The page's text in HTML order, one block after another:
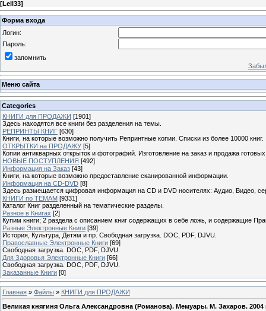
[Lell33]
Форма входа
Логин:
Пароль:
запомнить
Меню сайта
Categories
КНИГИ для ПРОДАЖИ [1901]
Здесь находятся все книги без разделения на темы.
РЕПРИНТЫ КНИГ [630]
Книги, на которые возможно получить Репринтные копии. Списки из более 10000 книг.
ОТКРЫТКИ на ПРОДАЖУ [5]
Копии антикварных открыток и фотографий. Изготовление на заказ и продажа
НОВЫЕ ПОСТУПЛЕНИЯ [492]
Информация на Заказ [43]
Книги, на которые возможно предоставление сканированной информации.
Информация на CD-DVD [8]
Здесь размещается цифровая информация на CD и DVD носителях: Аудио, Видео,
КНИГИ по ТЕМАМ [9331]
Каталог Книг разделенный на тематические разделы.
Разное в Книгах [2]
Купим книги; 2 раздела с описанием книг содержащих в себе ложь, и содержащие
Разные Электронные Книги [39]
История, Культура, Детям и пр. Свободная загрузка. DOC, PDF, DJVU.
Православные Электронные Книги [69]
Свободная загрузка. DOC, PDF, DJVU.
Для Здоровья Электронные Книги [66]
Свободная загрузка. DOC, PDF, DJVU.
Заказанные Книги [0]
Главная » Файлы » КНИГИ для ПРОДАЖИ
Великая княгиня Ольга Александровна (Романова). Мемуары. М. Захаров. 2004